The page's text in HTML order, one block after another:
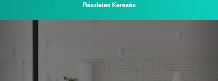
Részletes Keresés